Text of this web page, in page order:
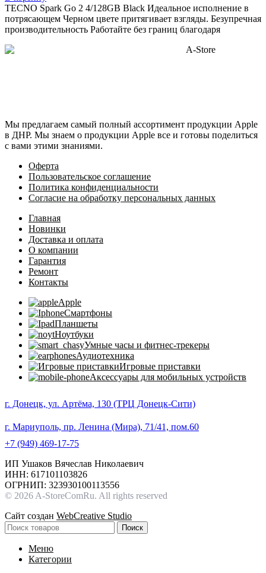
TECNO Spark Go 2 4/128GB Black Идеальное исполнение в
потрясающем Черном цвете притягивает взгляды. Безупречная
производительность Работайте без границ благодаря
Мы предлагаем самый полный ассортимент продукции Apple
в ДНР. Мы знаем о продукции Apple все и готовы поделиться
с вами этими знаниями.
Оферта
Пользовательское соглашение
Политика конфиденциальности
Согласие на обработку персональных данных
Главная
Новинки
Доставка и оплата
О компании
Гарантия
Ремонт
Контакты
Apple
Смартфоны
Планшеты
Ноутбуки
Умные часы и фитнес-трекеры
Аудиотехника
Игровые приставки
Аксессуары для мобильных устройств
г. Донецк, ул. Артёма, 130 (ТРЦ Донецк-Сити)
г. Мариуполь, пр. Ленина (Мира), 71/41, пом.60
+7 (949) 469-17-75
ИП Ушаков Вячеслав Николаевич
ИНН: 617101103826
ОГРНИП: 323930100113556
© 2026 A-StoreComRu. All rights reserved
Сайт создан WebCreative Studio
Поиск
Меню
Категории